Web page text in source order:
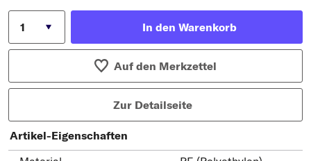
In den Warenkorb
Auf den Merkzettel
Zur Detailseite
Artikel-Eigenschaften